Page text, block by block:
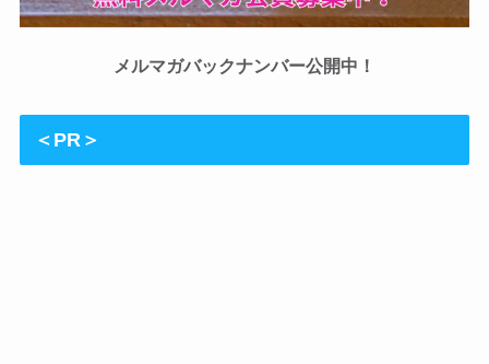
メルマガバックナンバー公開中！
＜PR＞